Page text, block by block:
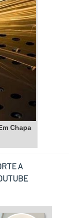
Chapa
A